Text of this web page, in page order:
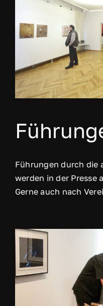
Führungen durch die
werden in der Presse
Gerne auch nach